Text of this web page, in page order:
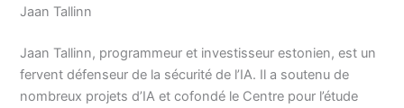
Jaan Tallinn
Jaan Tallinn, programmeur et investisseur estonien, est un
fervent défenseur de la sécurité de l’IA. Il a soutenu de
nombreux projets d’IA et cofondé le Centre pour l’étude